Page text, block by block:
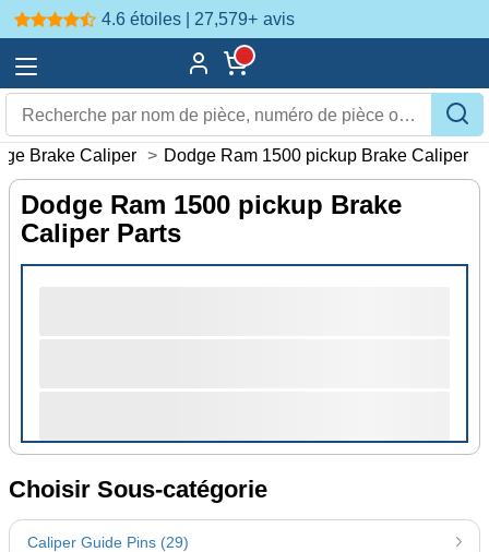
4.6 étoiles | 27,579+ avis
Brake Caliper > Dodge Ram 1500 pickup Brake Caliper
Dodge Ram 1500 pickup Brake
Caliper Parts
Choisir Sous-catégorie
Caliper Guide Pins (29)